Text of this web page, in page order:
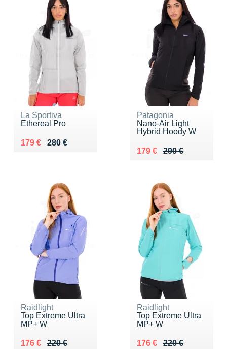
La Sportiva
Ethereal Pro
280 €
Au lieu de 280 €
179 €
Vendu 179 €
Patagonia
Nano-Air Light
Hybrid Hoody W
290 €
Au lieu de 290 €
179 €
Vendu 179 €
Raidlight
Top Extreme Ultra
MP+ W
220 €
Au lieu de 220 €
176 €
Vendu 176 €
Raidlight
Top Extreme Ultra
MP+ W
220 €
Au lieu de 220 €
176 €
Vendu 176 €